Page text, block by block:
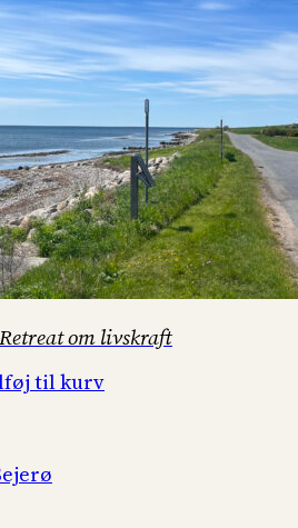
om livskraft
til kurv